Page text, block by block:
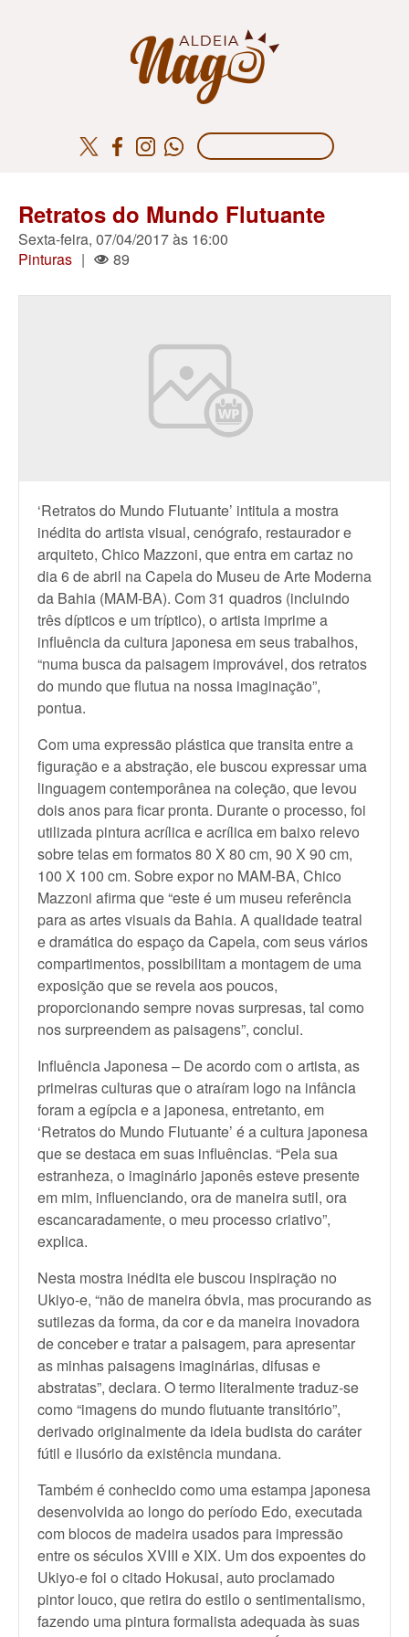
Retratos do Mundo Flutuante
Sexta-feira, 07/04/2017 às 16:00
Pinturas | 89
‘Retratos do Mundo Flutuante’ intitula a mostra
inédita do artista visual, cenógrafo, restaurador e
arquiteto, Chico Mazzoni, que entra em cartaz no
dia 6 de abril na Capela do Museu de Arte Moderna
da Bahia (MAM-BA). Com 31 quadros (incluindo
três dípticos e um tríptico), o artista imprime a
influência da cultura japonesa em seus trabalhos,
“numa busca da paisagem improvável, dos retratos
do mundo que flutua na nossa imaginação”,
pontua.
Com uma expressão plástica que transita entre a
figuração e a abstração, ele buscou expressar uma
linguagem contemporânea na coleção, que levou
dois anos para ficar pronta. Durante o processo, foi
utilizada pintura acrílica e acrílica em baixo relevo
sobre telas em formatos 80 X 80 cm, 90 X 90 cm,
100 X 100 cm. Sobre expor no MAM-BA, Chico
Mazzoni afirma que “este é um museu referência
para as artes visuais da Bahia. A qualidade teatral
e dramática do espaço da Capela, com seus vários
compartimentos, possibilitam a montagem de uma
exposição que se revela aos poucos,
proporcionando sempre novas surpresas, tal como
nos surpreendem as paisagens”, conclui.
Influência Japonesa – De acordo com o artista, as
primeiras culturas que o atraíram logo na infância
foram a egípcia e a japonesa, entretanto, em
‘Retratos do Mundo Flutuante’ é a cultura japonesa
que se destaca em suas influências. “Pela sua
estranheza, o imaginário japonês esteve presente
em mim, influenciando, ora de maneira sutil, ora
escancaradamente, o meu processo criativo”,
explica.
Nesta mostra inédita ele buscou inspiração no
Ukiyo-e, “não de maneira óbvia, mas procurando as
sutilezas da forma, da cor e da maneira inovadora
de conceber e tratar a paisagem, para apresentar
as minhas paisagens imaginárias, difusas e
abstratas”, declara. O termo literalmente traduz-se
como “imagens do mundo flutuante transitório”,
derivado originalmente da ideia budista do caráter
fútil e ilusório da existência mundana.
Também é conhecido como uma estampa japonesa
desenvolvida ao longo do período Edo, executada
com blocos de madeira usados para impressão
entre os séculos XVIII e XIX. Um dos expoentes do
Ukiyo-e foi o citado Hokusai, auto proclamado
pintor louco, que retira do estilo o sentimentalismo,
fazendo uma pintura formalista adequada às suas